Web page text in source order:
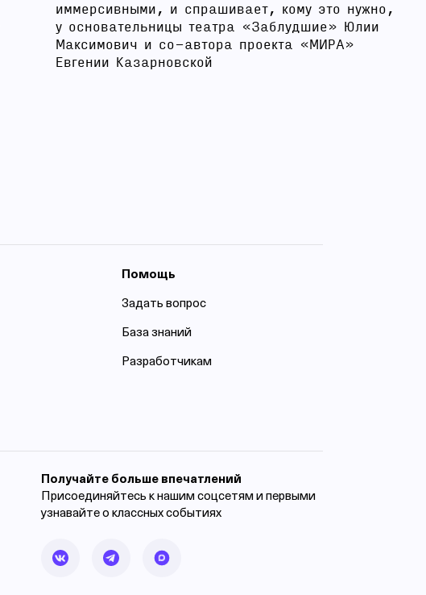
иммерсивными, и спрашивает, кому это нужно,
у основательницы театра «Заблудшие» Юлии
Максимович и со-автора проекта «МИРА»
Евгении Казарновской
Помощь
Задать вопрос
База знаний
Разработчикам
Получайте больше впечатлений
Присоединяйтесь к нашим соцсетям и первыми
узнавайте о классных событиях